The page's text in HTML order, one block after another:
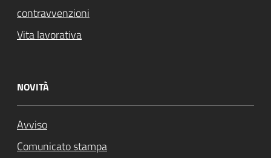
contravvenzioni
Vita lavorativa
NOVITÀ
Avviso
Comunicato stampa